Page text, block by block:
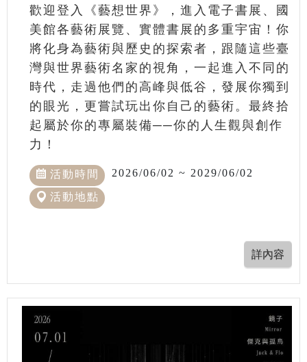
歡迎登入《藝想世界》，進入電子書展、國
美館各藝術展覽、實體書展的多重宇宙！你
將化身為藝術與歷史的探索者，跟隨這些臺
灣與世界藝術名家的視角，一起進入不同的
時代，走過他們的高峰與低谷，發展你獨到
的眼光，更嘗試玩出你自己的藝術。最終拾
起屬於你的專屬裝備──你的人生觀與創作
力！
活動時間 2026/06/02 ~ 2029/06/02
活動地點